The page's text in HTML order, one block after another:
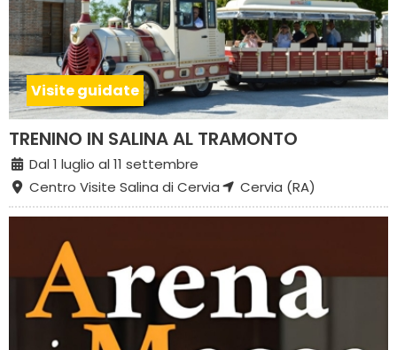
Visite guidate
TRENINO IN SALINA AL TRAMONTO
Dal 1 luglio al 11 settembre
Centro Visite Salina di Cervia
Cervia (RA)